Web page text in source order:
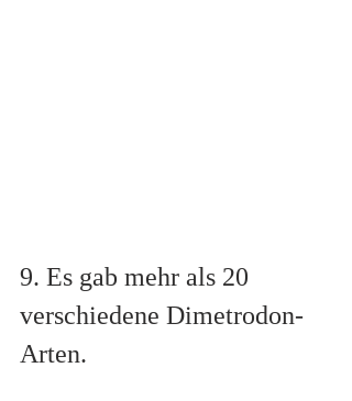
9. Es gab mehr als 20
verschiedene Dimetrodon-
Arten.